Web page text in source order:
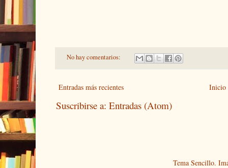
No hay comentarios:
Entradas más recientes Inicio
Suscribirse a: Entradas (Atom)
Tema Sencillo.